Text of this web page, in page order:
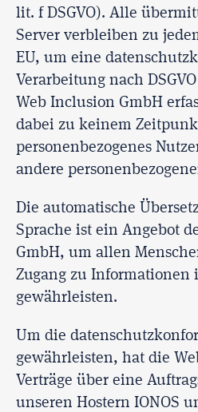
lit. f DSGVO). Alle
Server verbleiben zu
EU, um eine
Verarbeitung nach
Web Inclusion GmbH
dabei zu keinem
personenbezogenes
andere
Die automatische
Sprache ist ein Angebot
GmbH, um allen
Zugang zu Informationen
gewährleisten.
Um die
gewährleisten, hat die
Verträge über eine
unseren Hostern IONOS